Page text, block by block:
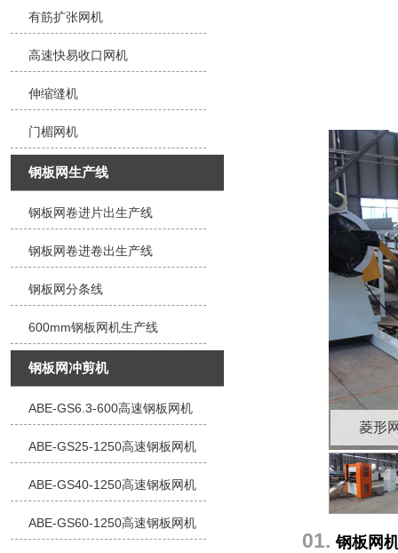
有筋扩张网机
高速快易收口网机
伸缩缝机
门楣网机
钢板网生产线
钢板网卷进片出生产线
钢板网卷进卷出生产线
钢板网分条线
600mm钢板网机生产线
钢板网冲剪机
ABE-GS6.3-600高速钢板网机
ABE-GS25-1250高速钢板网机
ABE-GS40-1250高速钢板网机
ABE-GS60-1250高速钢板网机
菱形
01.钢板网